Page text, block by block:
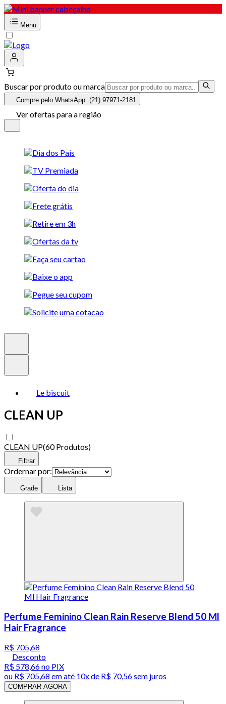
Menu
Buscar por produto ou marca
Compre pelo WhatsApp: (21) 97971-2181
Ver ofertas para a região
Le biscuit
CLEAN UP
CLEAN UP(60 Produtos)
Filtrar
Ordernar por:
Grade Lista
Perfume Feminino Clean Rain Reserve Blend 50 Ml
Hair Fragrance
R$ 705,68
Desconto
R$ 578,66no PIX
ou R$ 705,68 em até 10x de R$ 70,56 sem juros
COMPRAR AGORA